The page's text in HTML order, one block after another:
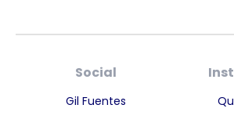
Social
Gil Fuentes